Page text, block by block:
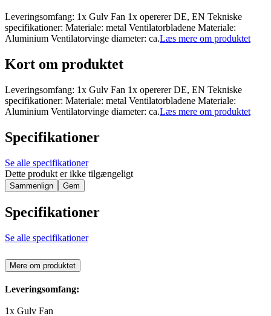
Leveringsomfang: 1x Gulv Fan 1x opererer DE, EN Tekniske
specifikationer: Materiale: metal Ventilatorbladene Materiale:
Aluminium Ventilatorvinge diameter: ca.Læs mere om produktet
Kort om produktet
Leveringsomfang: 1x Gulv Fan 1x opererer DE, EN Tekniske
specifikationer: Materiale: metal Ventilatorbladene Materiale:
Aluminium Ventilatorvinge diameter: ca.Læs mere om produktet
Specifikationer
Se alle specifikationer
Dette produkt er ikke tilgængeligt
Sammenlign Gem
Specifikationer
Se alle specifikationer
Mere om produktet
Leveringsomfang:
1x Gulv Fan